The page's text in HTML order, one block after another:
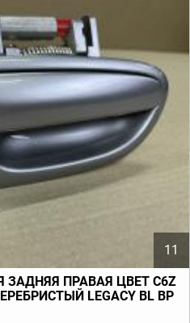
11
ПРАВАЯ ЦВЕТ C6Z
LEGACY BL BP